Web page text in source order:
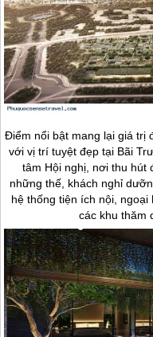
Điểm nổi bật mang lại giá trị
với vị trí tuyệt đẹp tại Bãi
tâm Hội nghị, nơi thu hút
những thế, khách nghỉ
hệ thống tiện ích nội,
các khu thăm